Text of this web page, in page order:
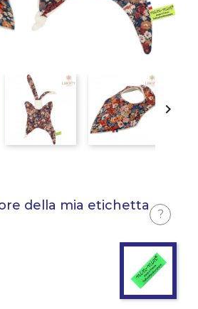

della mia etichetta
?